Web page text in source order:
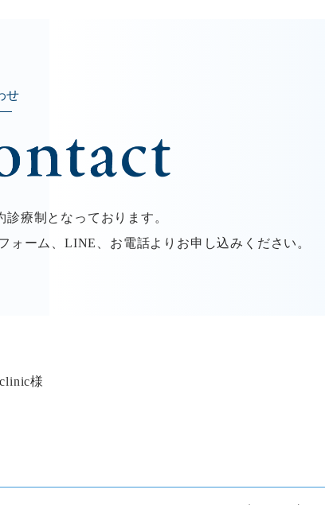
せ
診療制となっております。
ォーム、LINE、お電話よりお申し込みください。